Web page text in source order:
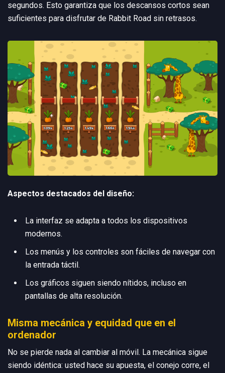
segundos. Esto garantiza que los descansos cortos sean
suficientes para disfrutar de Rabbit Road sin retrasos.
Aspectos destacados del diseño:
La interfaz se adapta a todos los dispositivos
modernos.
Los menús y los controles son fáciles de navegar con
la entrada táctil.
Los gráficos siguen siendo nítidos, incluso en
pantallas de alta resolución.
Misma mecánica y equidad que en el
ordenador
No se pierde nada al cambiar al móvil. La mecánica sigue
siendo idéntica: usted hace su apuesta, el conejo corre, el